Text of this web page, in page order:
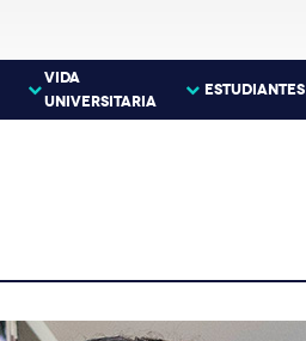
VIDA
UNIVERSITARIA
ESTUDIANTES